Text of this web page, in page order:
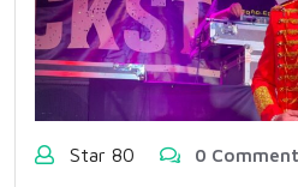
Star 80 0